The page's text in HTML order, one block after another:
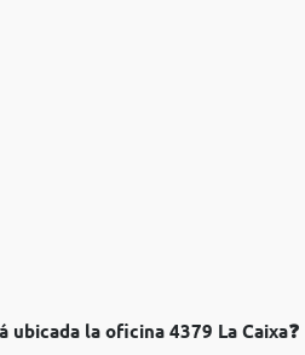
ubicada la oficina 4379 La Caixa❓